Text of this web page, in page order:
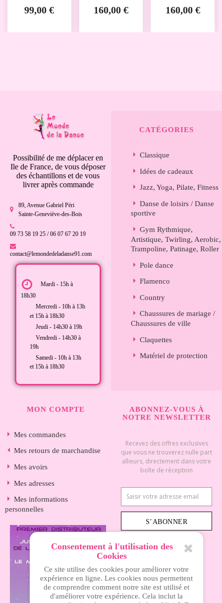
99,00 € 160,00 € 160,00 €
Possibilité de me déplacer en
Ile de France, de vous déposer
des échantillons et de vous
livrer après commande
89, Avenue Gabriel Péri
Sainte-Geneviève-des-Bois
09 73 58 19 25 / 06 07 67 20 19
contact@lemondedeladanse91.com
Mardi - 15h à
18h30
Mercredi - 10h à 13h
et 15h à 18h30
Jeudi - 14h30 à 19h
Vendredi - 14h30 à
19h
Samedi - 10h à 13h
et 15h à 18h30
CATÉGORIES
Classique
Idées de cadeaux
Jazz, Yoga, Pilate, Fitness
Danse de loisirs / Danse
sportive
Gym Rythmique,
Artistique, Twirling, Aerobic,
Trampoline, Patinage, Roller
Pole dance
Flamenco
Country
Chaussures de mariage /
Chaussures de ville
Claquettes
Matériel de protection
MON COMPTE
Mes commandes
Mes retours de marchandise
Mes avoirs
Mes adresses
Mes informations
personnelles
ABONNEZ-VOUS À
NOTRE NEWSLETTER
Recevez des offres exclusives
que vous ne trouverez nulle part
allieurs, directement dans votre
boîte de réception
S’ABONNER
Nos magasins
Consentement à l'utilisation des
Cookies
Ce site utilise des cookies pour améliorer votre
expérience en ligne. Les cookies nous permettent
de comprendre comment notre site est utilisé et
d'améliorer votre expérience. Cela inclut la